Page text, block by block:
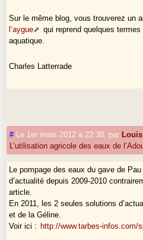
Sur le même blog, vous trouverez un
l’aygue
qui reprend quelques
aquatique.
Charles Latterrade
# Le 1er mars 2012 à 22:38 par
L’utilisation agricole des eaux de
Le pompage des eaux du gave de
d’actualité depuis 2009-2010
article.
En 2011, les 2 seules solutions
et de la Géline.
Voir ici : http://www.tarbes-infos.com/